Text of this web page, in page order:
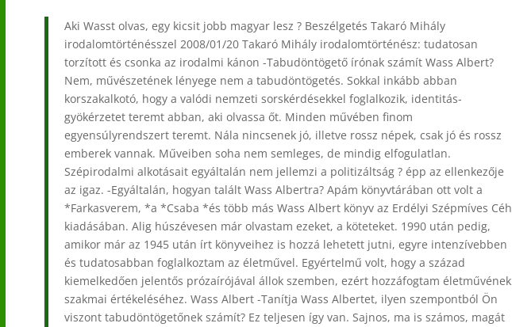
Aki Wasst olvas, egy kicsit jobb magyar lesz ? Beszélgetés Takaró Mihály
irodalomtörténésszel 2008/01/20 Takaró Mihály irodalomtörténész: tudatosan
torzított és csonka az irodalmi kánon -Tabudöntögető írónak számít Wass Albert?
Nem, művészetének lényege nem a tabudöntögetés. Sokkal inkább abban
korszakalkotó, hogy a valódi nemzeti sorskérdésekkel foglalkozik, identitás-
gyökérzetet teremt abban, aki olvassa őt. Minden művében finom
egyensúlyrendszert teremt. Nála nincsenek jó, illetve rossz népek, csak jó és rossz
emberek vannak. Műveiben soha nem semleges, de mindig elfogulatlan.
Szépirodalmi alkotásait egyáltalán nem jellemzi a politizáltság ? épp az ellenkezője
az igaz. -Egyáltalán, hogyan talált Wass Albertra? Apám könyvtárában ott volt a
*Farkasverem, *a *Csaba *és több más Wass Albert könyv az Erdélyi Szépmíves Céh
kiadásában. Alig húszévesen már olvastam ezeket, a köteteket. 1990 után pedig,
amikor már az 1945 után írt könyveihez is hozzá lehetett jutni, egyre intenzívebben
és tudatosabban foglalkoztam az életművel. Egyértelmű volt, hogy a század
kiemelkedően jelentős prózaírójával állok szemben, ezért hozzáfogtam életművének
szakmai értékeléséhez. Wass Albert -Tanítja Wass Albertet, ilyen szempontból Ön
viszont tabudöntögetőnek számít? Ez teljesen így van. Sajnos, ma is számos, magát